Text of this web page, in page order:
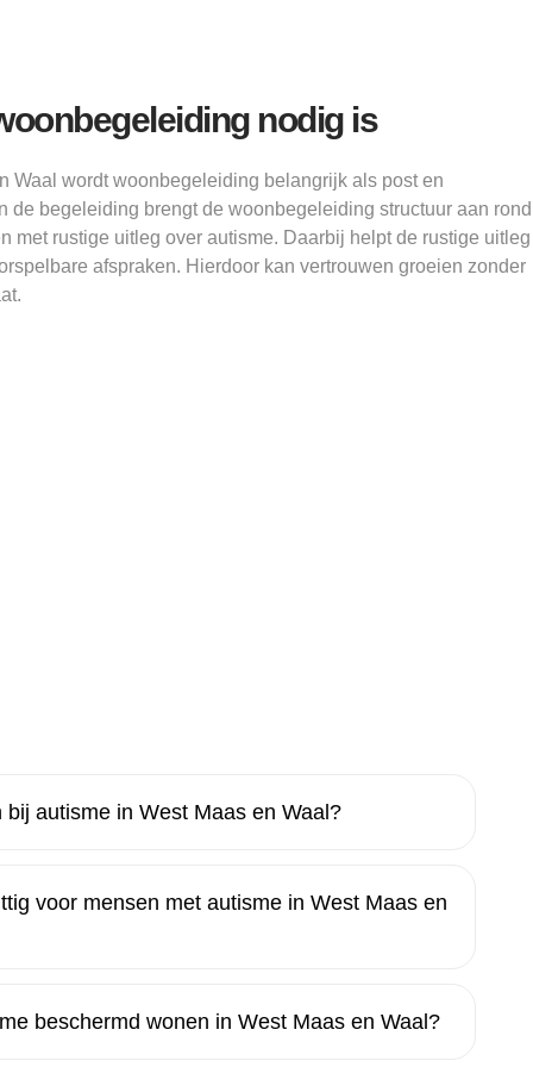
nodig is
Waal wordt woonbegeleiding belangrijk als post en
de begeleiding brengt de woonbegeleiding structuur aan rond
met rustige uitleg over autisme. Daarbij helpt de rustige uitleg
afspraken. Hierdoor kan vertrouwen groeien zonder
autisme in West Maas en Waal?
voor mensen met autisme in West Maas en
beschermd wonen in West Maas en Waal?